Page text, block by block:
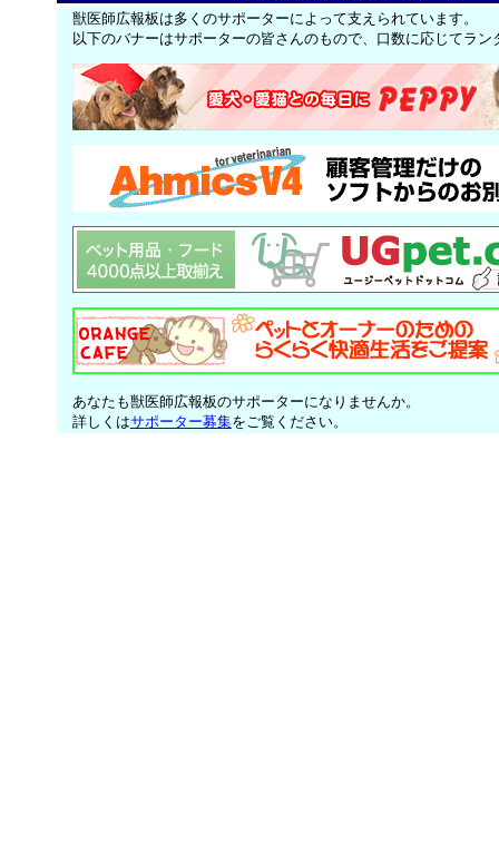
獣医師広報板は多くのサポーターによって支えられています。
以下のバナーはサポーターの皆さんのもので、口数に応じてラ
あなたも獣医師広報板のサポーターになりませんか。
詳しくはサポーター募集をご覧ください。